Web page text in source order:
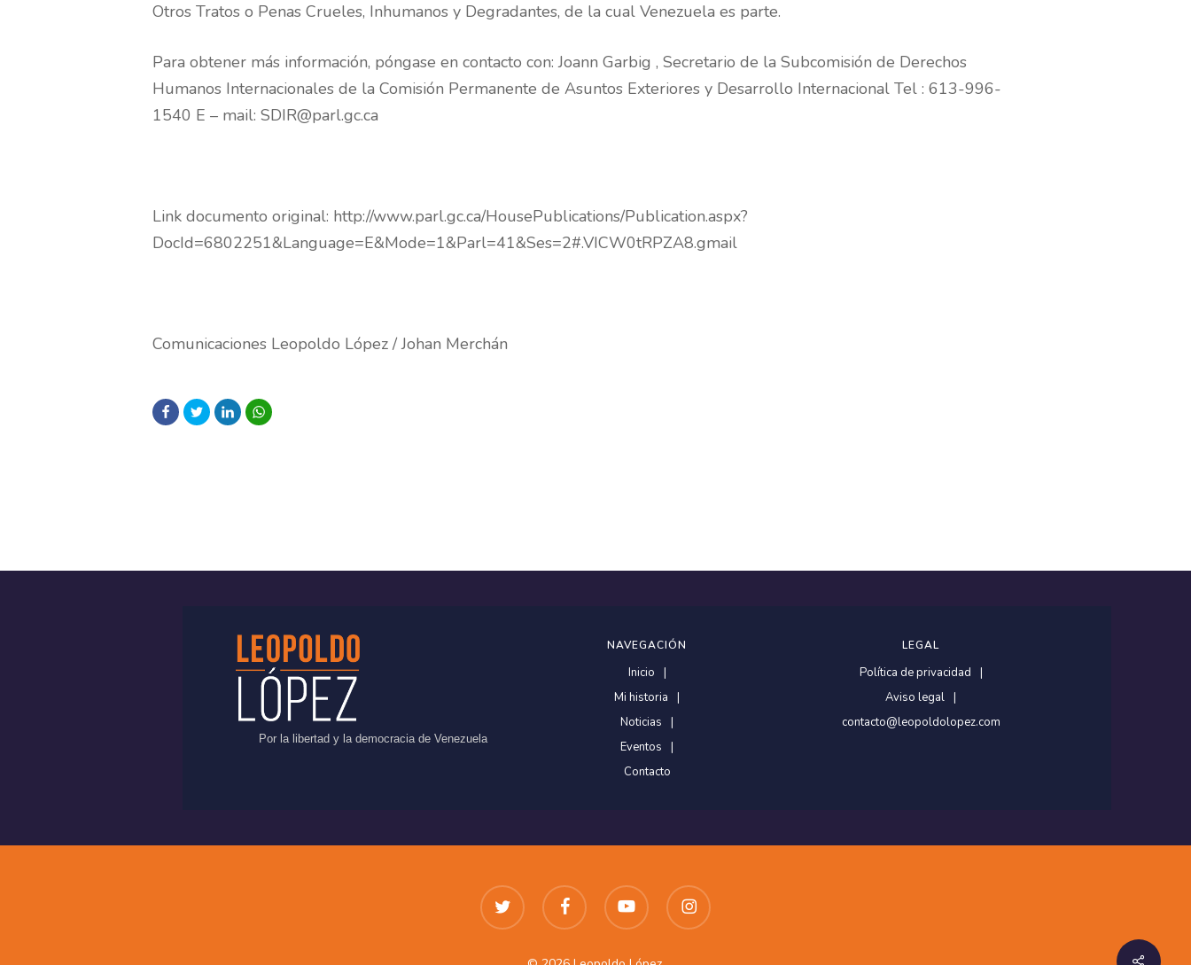
Otros Tratos o Penas Crueles, Inhumanos y Degradantes, de la cual Venezuela es parte.
Para obtener más información, póngase en contacto con: Joann Garbig , Secretario de la Subcomisión de Derechos
Humanos Internacionales de la Comisión Permanente de Asuntos Exteriores y Desarrollo Internacional Tel : 613-996-
1540 E – mail: SDIR@parl.gc.ca
Link documento original: http://www.parl.gc.ca/HousePublications/Publication.aspx?
DocId=6802251&Language=E&Mode=1&Parl=41&Ses=2#.VICW0tRPZA8.gmail
Comunicaciones Leopoldo López / Johan Merchán
Por la libertad y la democracia de Venezuela
NAVEGACIÓN
Inicio
Mi historia
Noticias
Eventos
Contacto
LEGAL
Política de privacidad
Aviso legal
contacto@leopoldolopez.com
twitter facebook youtube instagram